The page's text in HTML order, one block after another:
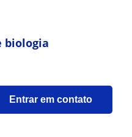
biologia
Entrar em contato